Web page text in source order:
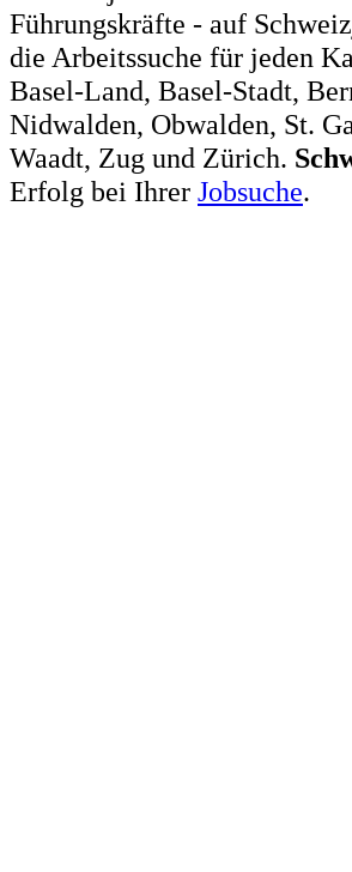
Führungskräfte - auf
die Arbeitssuche für jeden
Basel-Land, Basel-Stadt,
Nidwalden, Obwalden, St.
Waadt, Zug und Zürich.
Erfolg bei Ihrer Jobsuche.